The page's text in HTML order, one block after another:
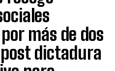
más de dos
dictadura